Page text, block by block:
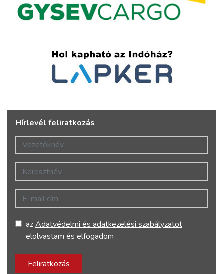
Hírlevél feliratkozás
Vezetéknév
Keresztnév
E-mail cím
azAdatvédelmi és adatkezelési szabályzatot
elolvastam és elfogadom
Feliratkozás